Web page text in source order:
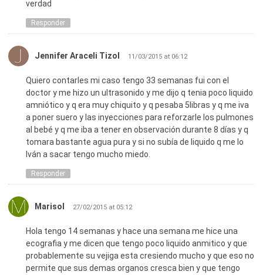
verdad
Responder
Jennifer Araceli Tizol 11/03/2015 at 06:12
Quiero contarles mi caso tengo 33 semanas fui con el
doctor y me hizo un ultrasonido y me dijo q tenia poco liquido
amniótico y q era muy chiquito y q pesaba 5libras y q me iva
a poner suero y las inyecciones para reforzarle los pulmones
al bebé y q me iba a tener en observación durante 8 días y q
tomara bastante agua pura y si no subía de liquido q me lo
Iván a sacar tengo mucho miedo.
Responder
Marisol 27/02/2015 at 05:12
Hola tengo 14 semanas y hace una semana me hice una
ecografia y me dicen que tengo poco liquido anmitico y que
probablemente su vejiga esta cresiendo mucho y que eso no
permite que sus demas organos cresca bien y que tengo